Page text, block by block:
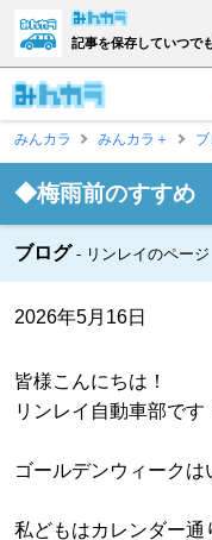
記事を保存していつで
みんカラ みんカラ＋
◆梅雨前のすすめ
ブログ リンレイのページ
2026年5月16日
皆様こんにちは！
リンレイ自動車部です
ゴールデンウィークは
私どもはカレンダー通